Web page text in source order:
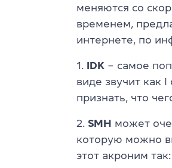
меняются со
временем,
интернете, по
1. IDK – самое
виде звучит как
признать, что
2. SMH может
которую можно
этот акроним